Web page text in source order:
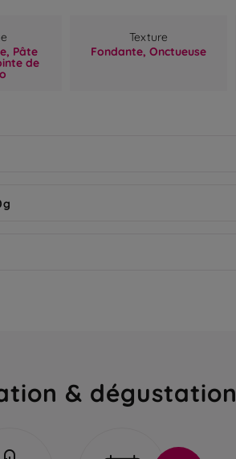
Pâte
de
Texture
Fondante, Onctueuse
& dégustation